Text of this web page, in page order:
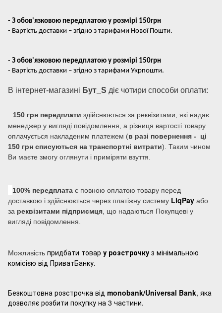
- З обов'язковою передплатою у розмірі 150грн
- Вартість доставки – згідно з тарифами Нової Пошти.
- З обов'язковою передплатою у розмірі 150грн
- Вартість доставки – згідно з тарифами Укрпошти.
В інтернет-магазині Бут_S діє чотири способи оплати:
150 грн передплати здійснюється за реквізитами, які надає
менеджер у вигляді повідомлення, а різниця вартості товару
оплачується накладеним платежем (в разі повернення - ці
150 грн списуються на транспортні витрати). Таким чином
Ви маєте змогу оглянути і приміряти взуття.
100% передплата є повною оплатою товару перед
доставкою і здійснюється через платіжну систему LiqPay або
за реквізитами підприємця , що надаються Покупцеві у
вигляді повідомлення.
Можливість придбати товар у розстрочку з мінімальною
комісією від ПриватБанку.
Безкоштовна розстрочка від monobank/Universal Bank, яка
дозволяє розбити покупку на 3 частини.